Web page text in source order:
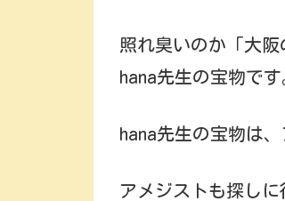
照れ臭いのか「大
hana先生の宝物です
hana先生の宝物は
アメジストも探しに